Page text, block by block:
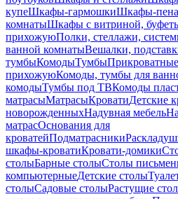
купеШкафы-гармошкиШкафы-
комнатыШкафы с витриной,
прихожуюПолки, стеллажи,
ванной комнатыВешалки,
тумбыКомодыТумбы
прихожуюКомоды, тумбы для
комодыТумбы под ТВКомоды
матрасыМатрасыКроватиДетские
новорожденныхНадувная мебель
матрасОснования для
кроватейПодматрасники
шкафы-кроватиКровати-домики
столыБарные столыСтолы
компьютерныеДетские столы
столыСадовые столыРастущие